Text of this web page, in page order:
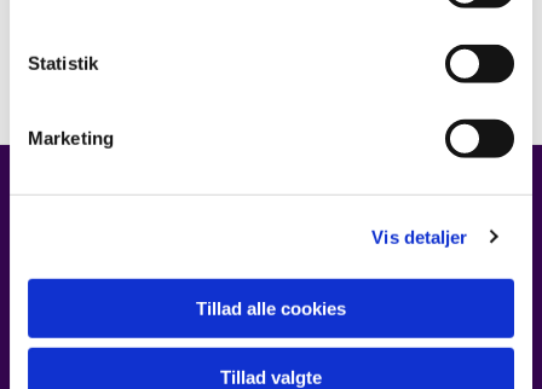
Statistik
Marketing
Vis detaljer
Tillad alle cookies
Tillad valgte
Kirken i Ørestad
Robert Jacobsens Vej 72B